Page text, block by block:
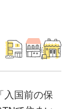
入国前の保